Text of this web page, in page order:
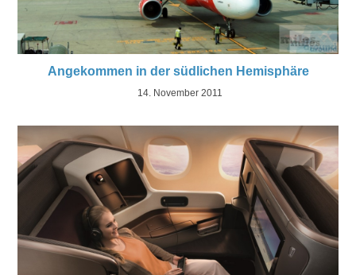
Angekommen in der südlichen Hemisphäre
14. November 2011